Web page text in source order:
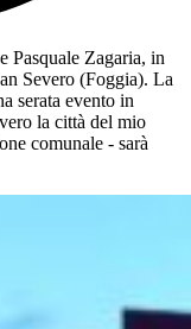
Pasquale Zagaria, in
Severo (Foggia). La
serata evento in
la città del mio
comunale - sarà